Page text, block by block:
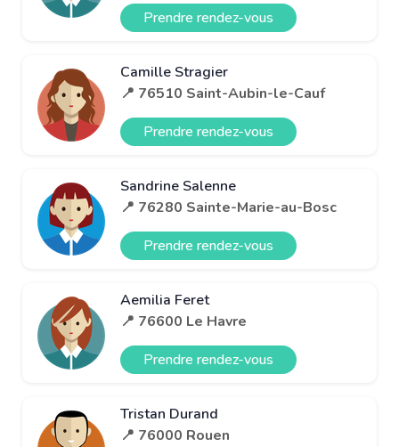
Prendre rendez-vous
Camille Stragier
📍 76510 Saint-Aubin-le-Cauf
Prendre rendez-vous
Sandrine Salenne
📍 76280 Sainte-Marie-au-Bosc
Prendre rendez-vous
Aemilia Feret
📍 76600 Le Havre
Prendre rendez-vous
Tristan Durand
📍 76000 Rouen